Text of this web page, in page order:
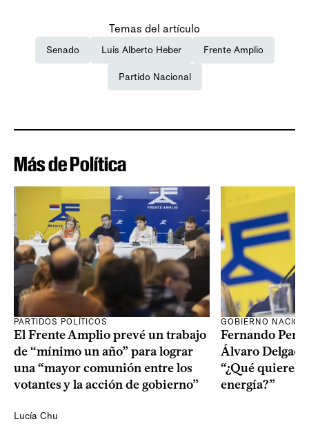
Temas del artículo
Senado Luis Alberto Heber Frente Amplio
Partido Nacional
Más de Política
PARTIDOS POLÍTICOS
El Frente Amplio prevé un trabajo
de “mínimo un año” para lograr
una “mayor comunión entre los
votantes y la acción de gobierno”
Lucía Chu
GOBIERNO
Fernando
Álvaro
“¿Qué quiere,
energía?”